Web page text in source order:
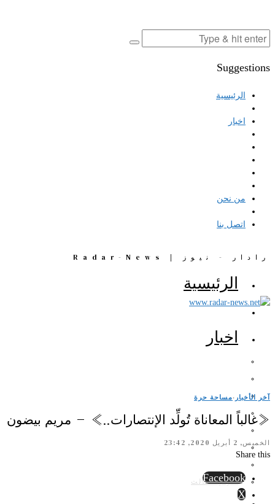
Suggestions
الرئيسية
اخبار
من نحن
اتصل بنا
رادار - نيوز | Radar-News
الرئيسية
اخبار
الرأي الثالث
آخر الأخبار ·مساحة حرة
«غالباً المعاناة تُولِّد الإنتصارات..» – مريم بيضون
الخميس, 2 أبريل 2020, 23:42
Share this
Facebook
X